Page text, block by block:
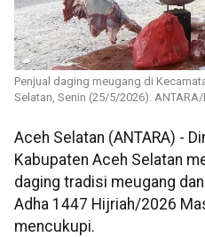
Penjual daging meugang di
Selatan, Senin (25/5/2026).
Aceh Selatan (ANTARA) -
Kabupaten Aceh Selatan
daging tradisi meugang
Adha 1447 Hijriah/2026
mencukupi.